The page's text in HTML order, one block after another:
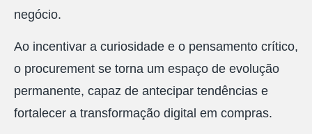
negócio.
Ao incentivar a curiosidade e o pensamento crítico,
o procurement se torna um espaço de evolução
permanente, capaz de antecipar tendências e
fortalecer a transformação digital em compras.